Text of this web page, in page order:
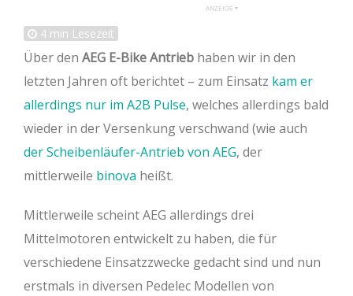
4 min Lesezeit
Über den AEG E-Bike Antrieb haben wir in den
letzten Jahren oft berichtet – zum Einsatz kam er
allerdings nur im A2B Pulse, welches allerdings bald
wieder in der Versenkung verschwand (wie auch
der Scheibenläufer-Antrieb von AEG, der
mittlerweile binova heißt.
Mittlerweile scheint AEG allerdings drei
Mittelmotoren entwickelt zu haben, die für
verschiedene Einsatzzwecke gedacht sind und nun
erstmals in diversen Pedelec Modellen von